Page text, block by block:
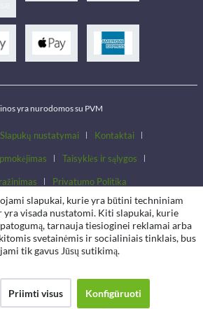
yra nurodomos su PVM
Slapukų nustatymai Kontaktai
Taisyklės ir sąlygos
Privatumo Politika
slapukai, kurie yra būtini techniniam
yra visada nustatomi. Kiti slapukai, kurie
tarnauja tiesioginei reklamai arba
svetainėmis ir socialiniais tinklais, bus
tik gavus Jūsų sutikimą.
Priimti visus Konfigūruoti